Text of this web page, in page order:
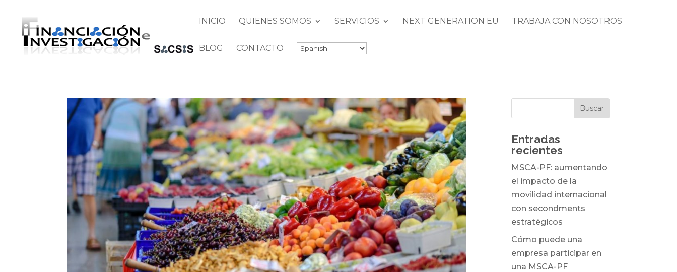
INICIO QUIENES SOMOS SERVICIOS NEXT GENERATION EU TRABAJA CON NOSOTROS
BLOG CONTACTO
Entradas
recientes
MSCA-PF: aumentando
el impacto de la
movilidad internacional
con secondments
estratégicos
Cómo puede una
empresa participar en
una MSCA-PF